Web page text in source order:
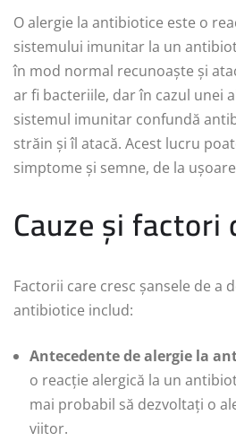
O alergie la antibiotice este o
sistemului imunitar la un
în mod normal recunoaște și
ar fi bacteriile, dar în cazul unei
sistemul imunitar confundă
străin și îl atacă. Acest lucru
simptome și semne, de la
Cauze și factori
Factorii care cresc șansele de a
antibiotice includ:
Antecedente de alergie la
o reacție alergică la un
mai probabil să dezvoltați o
viitor.